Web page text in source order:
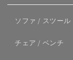
ソファ / スツール
チェア / ベンチ